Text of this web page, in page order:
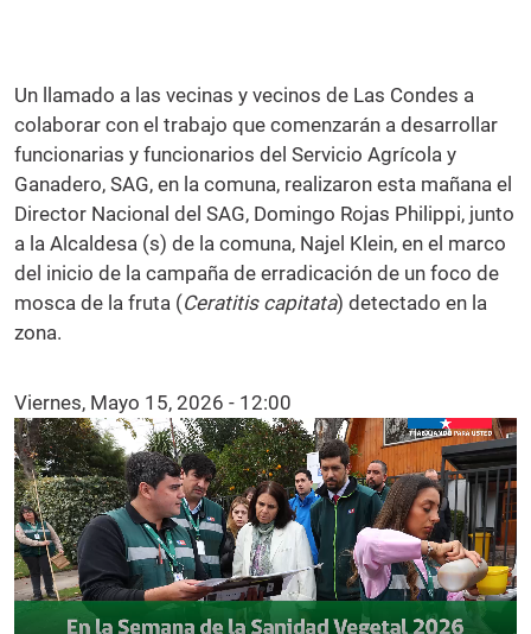
Un llamado a las vecinas y vecinos de Las Condes a
colaborar con el trabajo que comenzarán a desarrollar
funcionarias y funcionarios del Servicio Agrícola y
Ganadero, SAG, en la comuna, realizaron esta mañana el
Director Nacional del SAG, Domingo Rojas Philippi, junto
a la Alcaldesa (s) de la comuna, Najel Klein, en el marco
del inicio de la campaña de erradicación de un foco de
mosca de la fruta (Ceratitis capitata) detectado en la
zona.
Viernes, Mayo 15, 2026 - 12:00
Video file